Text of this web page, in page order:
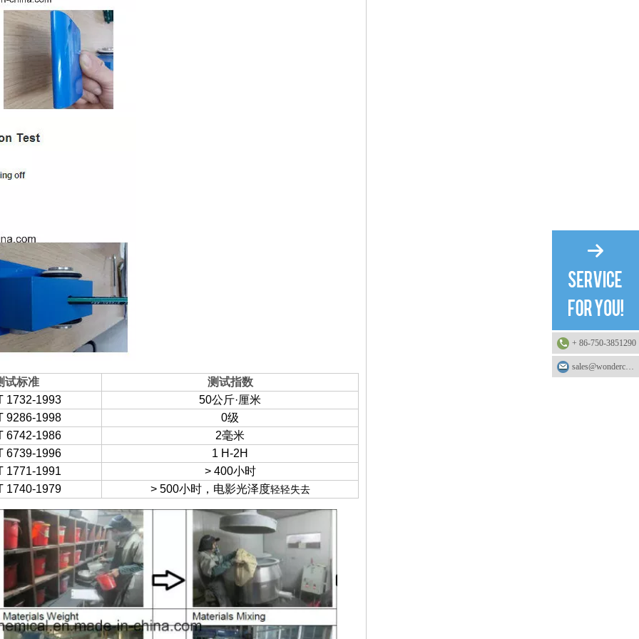
试标准
测试指数
1732-1993
50公斤·厘米
9286-1998
0级
6742-1986
2毫米
6739-1996
1 H-2H
1771-1991
> 400小时
1740-1979
> 500小时，电影光泽度轻轻失去
+ 86-750-3851290